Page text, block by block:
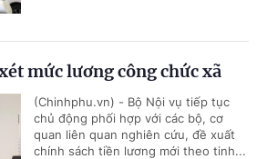
mức lương công chức xã
(Chinhphu.vn) - Bộ Nội vụ tiếp tục
chủ động phối hợp với các bộ, cơ
quan liên quan nghiên cứu, đề xuất
chính sách tiền lương mới theo tinh...